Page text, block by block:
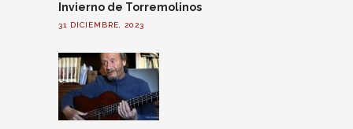
Invierno de Torremolinos
31 DICIEMBRE, 2023